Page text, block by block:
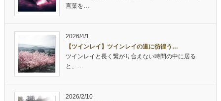
言葉を…
2026/4/1
【ツインレイ】ツインレイの道に彷徨う…
ツインレイと長く繋がり合えない時間の中に居る
と、…
2026/2/10